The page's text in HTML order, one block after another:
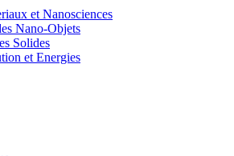
et Nanosciences
Nano-Objets
Solides
et Energies